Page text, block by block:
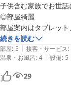
子供含む家族でお世話
◎部屋綺麗
部屋案内はタブレッ
呂に行く用のバックが
毎回持参していたので
わかってるぅー！
◎食事が豪華
二日目の夕食の量が多
続きを読む
部屋: 5 | 接客・サービス:
温泉・お風呂: 4 | 設備: 5
29